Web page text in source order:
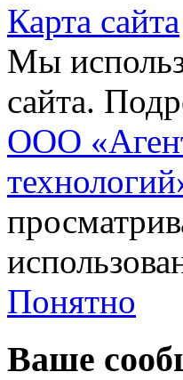
Карта сайта
Мы
сайта.
ООО
Понятно
Ваше